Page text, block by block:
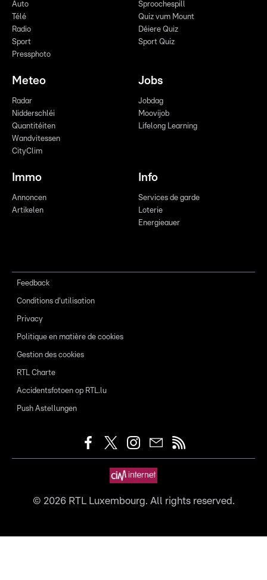
Auto
Télé
Radio
Sport
Pressphoto
Sproochespill
Quiz vum Mount
Déiere Quiz
Sport Quiz
Meteo
Radar
Nidderschléi
Quantitéiten
Wandvitessen
CityClim
Jobs
Jobdag
Moovijob
Lifelong Learning
Immo
Annoncen
Artikelen
Info
Services de garde
Loterie
Energieauer
Feedback
Conditions d'utilisation
Privacy
Politique en matière de cookies
Gestion des cookies
RTL Charte
Accidentsfotoen op RTL.lu
Push Astellungen
© 2026RTL Luxembourg. All rights reserved.